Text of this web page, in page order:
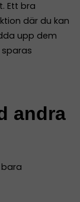
Ett bra
där du kan
upp dem
andra